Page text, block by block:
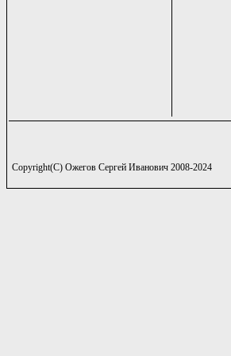
Copyright(C) Ожегов Сергей Иванович 2008-2024